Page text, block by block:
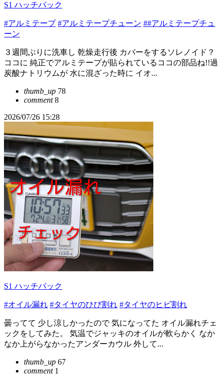
S1 ハッチバック
#アルミテープ #アルミテープチューン ##アルミテープチュ
ーン
３週間ぶりに洗車し 乾燥走行後 カバーをするソレノイド？
ココに 純正でアルミテープが貼られているココの部品ね!!過
炭酸ナトリウムが 水に混ざった時に イオ...
thumb_up 78
comment8
2026/07/26 15:28
S1 ハッチバック
#オイル漏れ #タイヤのひび割れ #タイヤのヒビ割れ
曇ってて 少し涼しかったので 気になってた オイル漏れチェ
ックをしてみた。 気温でジャッキのオイルが軟らかく なか
なか上がらなかったアンダーカウル 外して...
thumb_up 67
comment1